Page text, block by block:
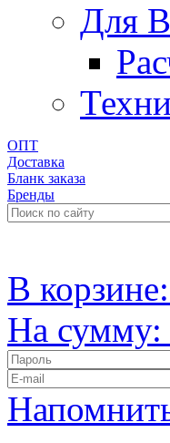
Для
ОПТ
Доставка
Бланк заказа
Бренды
В корзине:
На сумму: